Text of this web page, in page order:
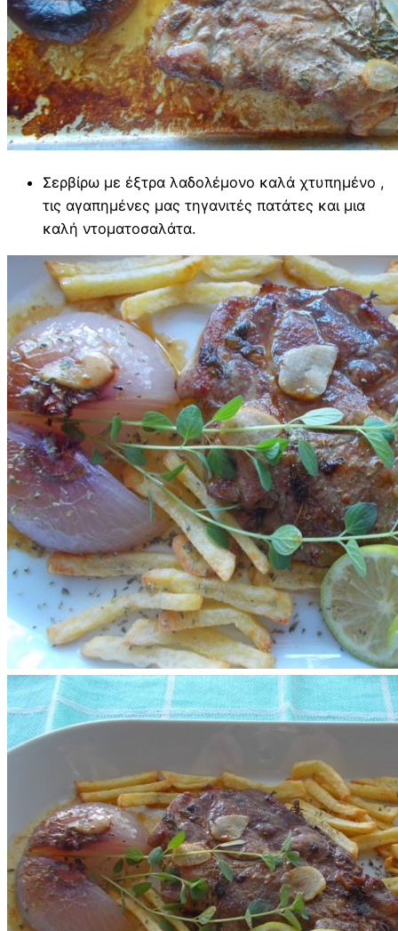
Σερβίρω με έξτρα λαδολέμονο καλά χτυπημένο ,
τις αγαπημένες μας τηγανιτές πατάτες και μια
καλή ντοματοσαλάτα.